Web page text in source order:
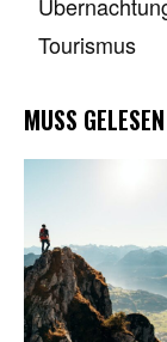
Tourismus
MUSS